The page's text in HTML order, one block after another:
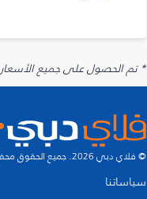
* تم الحصول على جميع الأسعار المعروضة خلال آخر 48 ساعة قد لا تكون متوفرة في وقت
© فلاي دبي 2026. جميع الحقوق محفوظة.
سياساتنا